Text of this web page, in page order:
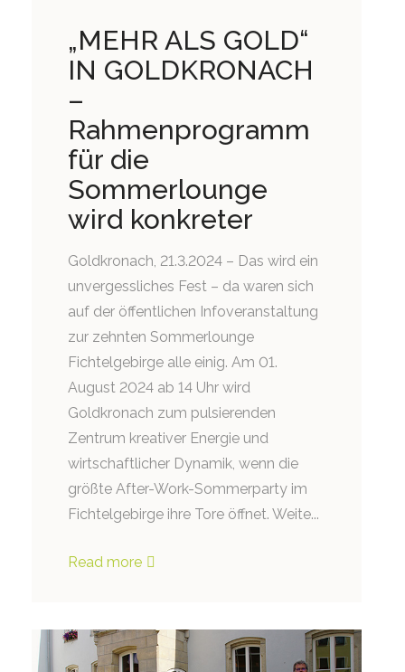
„MEHR ALS GOLD“
IN GOLDKRONACH
–
Rahmenprogramm
für die
Sommerlounge
wird konkreter
Goldkronach, 21.3.2024 – Das wird ein
unvergessliches Fest – da waren sich
auf der öffentlichen Infoveranstaltung
zur zehnten Sommerlounge
Fichtelgebirge alle einig. Am 01.
August 2024 ab 14 Uhr wird
Goldkronach zum pulsierenden
Zentrum kreativer Energie und
wirtschaftlicher Dynamik, wenn die
größte After-Work-Sommerparty im
Fichtelgebirge ihre Tore öffnet. Weite...
Read more